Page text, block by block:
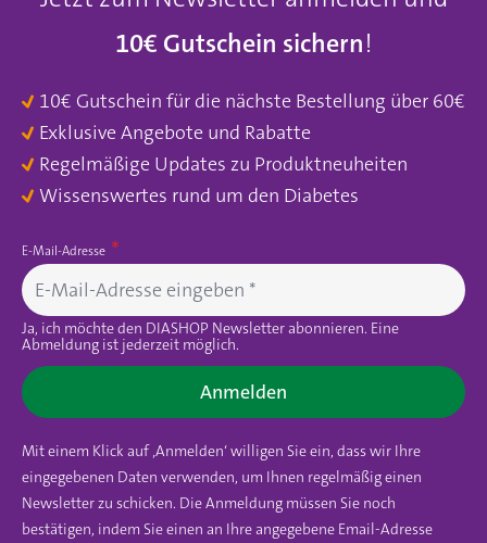
10€ Gutschein sichern!
10€ Gutschein für die nächste Bestellung über 60€
Exklusive Angebote und Rabatte
Regelmäßige Updates zu Produktneuheiten
Wissenswertes rund um den Diabetes
E-Mail-Adresse
Ja, ich möchte den DIASHOP Newsletter abonnieren. Eine
Abmeldung ist jederzeit möglich.
Anmelden
Mit einem Klick auf ‚Anmelden‘ willigen Sie ein, dass wir Ihre
eingegebenen Daten verwenden, um Ihnen regelmäßig einen
Newsletter zu schicken. Die Anmeldung müssen Sie noch
bestätigen, indem Sie einen an Ihre angegebene Email-Adresse